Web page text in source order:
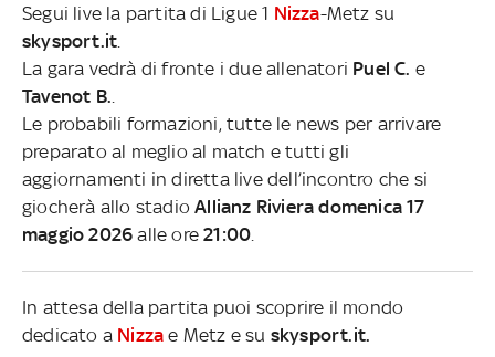
Segui live la partita di Ligue 1 Nizza-Metz su
skysport.it
La gara vedrà di fronte i due allenatori Puel C. e
Tavenot B.
Le probabili formazioni, tutte le news per arrivare
preparato al meglio al match e tutti gli
aggiornamenti in diretta live dell’incontro che si
giocherà allo stadioAllianz Riviera domenica 17
maggio 2026 alle ore21:00
In attesa della partita puoi scoprire il mondo
dedicato a Nizza e Metz e su skysport.it.